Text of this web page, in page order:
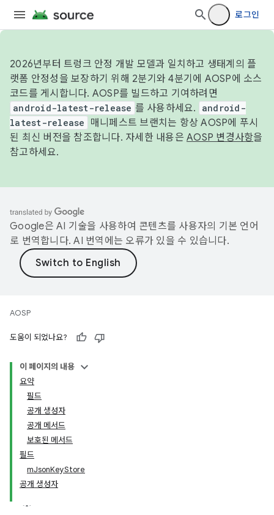
로그인
2026년부터 트렁크 안정 개발 모델과 일치하고 생태계의 플
랫폼 안정성을 보장하기 위해 2분기와 4분기에 AOSP에 소스
코드를 게시합니다. AOSP를 빌드하고 기여하려면
android-latest-release 를 사용하세요.
android-
latest-release
매니페스트 브랜치는 항상 AOSP에 푸시
된 최신 버전을 참조합니다. 자세한 내용은 AOSP 변경사항을
참고하세요.
Google은 AI 기술을 사용하여 콘텐츠를 사용자의 기본 언어
로 번역합니다. AI 번역에는 오류가 있을 수 있습니다.
AOSP
도움이 되었나요?
이 페이지의 내용
요약
필드
공개 생성자
공개 메서드
보호된 메서드
필드
mJsonKeyStore
공개 생성자